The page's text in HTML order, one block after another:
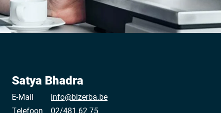
Satya Bhadra
E-Mail
info@bizerba.be
Telefoon
02/481 62 75